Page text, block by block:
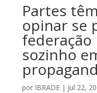
Partes
opinar se
sozinho
por IBRADE| jul 22,